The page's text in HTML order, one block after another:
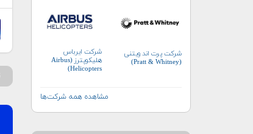
شرکت پرت اند ویتنی
(Pratt & Whitney)
شرکت ایرباس
هلیکوپترز (Airbus
Helicopters)
مشاهده همه شرکت‌ها